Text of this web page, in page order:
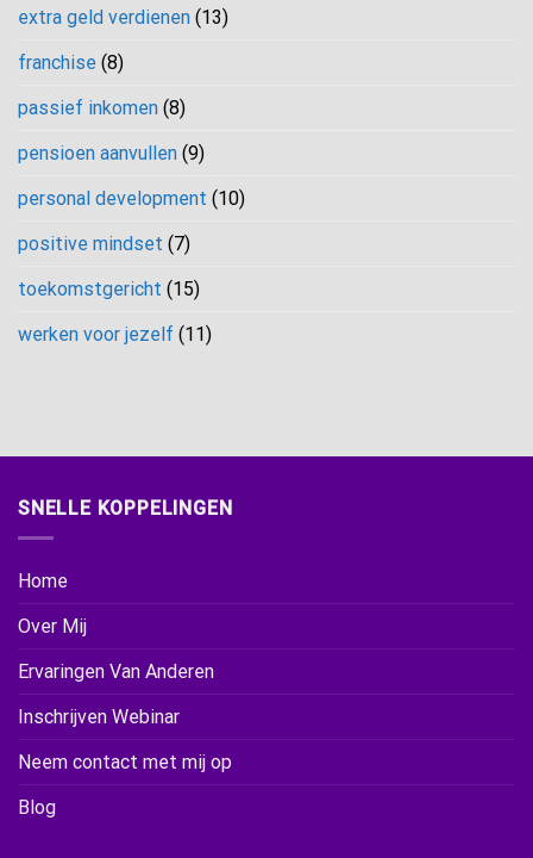
extra geld verdienen (13)
franchise (8)
passief inkomen (8)
pensioen aanvullen (9)
personal development (10)
positive mindset (7)
toekomstgericht (15)
werken voor jezelf (11)
SNELLE KOPPELINGEN
Home
Over Mij
Ervaringen Van Anderen
Inschrijven Webinar
Neem contact met mij op
Blog